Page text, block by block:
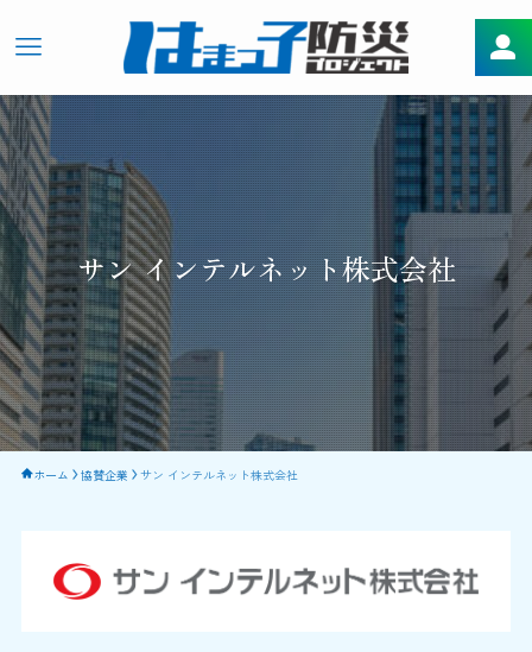
サン インテルネット株式会社
ホーム 協賛企業 サン インテルネット株式会社